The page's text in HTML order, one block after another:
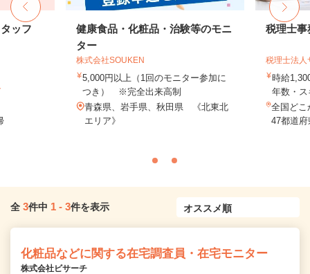
ッフ
健康食品・化粧品・治験等のモニ
ター
株式会社SOUKEN
5,000円以上（1回のモニター参加に
つき） ※完全出来高制
青森県、岩手県、秋田県 《北東北
エリア》
税理士事
税理士法人
時給
年数・
全国どこ
47都道
全 3件中 1 - 3件を表示
化粧品などに関する在宅調査員・在宅モニター
株式会社ビサーチ